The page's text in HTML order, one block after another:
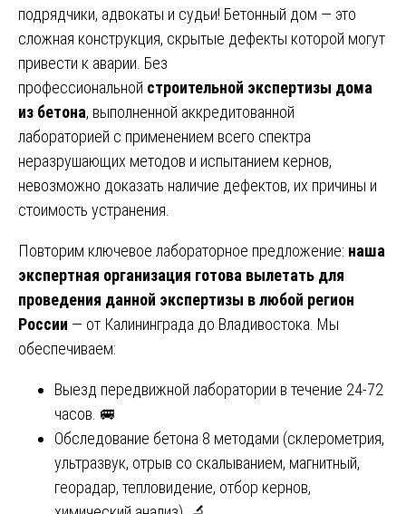
подрядчики, адвокаты и судьи! Бетонный дом — это
сложная конструкция, скрытые дефекты которой могут
привести к аварии. Без
профессиональной строительной экспертизы дома
из бетона, выполненной аккредитованной
лабораторией с применением всего спектра
неразрушающих методов и испытанием кернов,
невозможно доказать наличие дефектов, их причины и
стоимость устранения.
Повторим ключевое лабораторное предложение: наша
экспертная организация готова вылетать для
проведения данной экспертизы в любой регион
России — от Калининграда до Владивостока. Мы
обеспечиваем:
Выезд передвижной лаборатории в течение 24-72
часов. 🚐
Обследование бетона 8 методами (склерометрия,
ультразвук, отрыв со скалыванием, магнитный,
георадар, тепловидение, отбор кернов,